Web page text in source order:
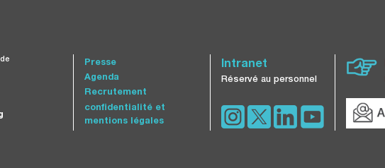
Presse
Agenda
Recrutement
confidentialité et
mentions légales
Intranet
Réservé au personnel